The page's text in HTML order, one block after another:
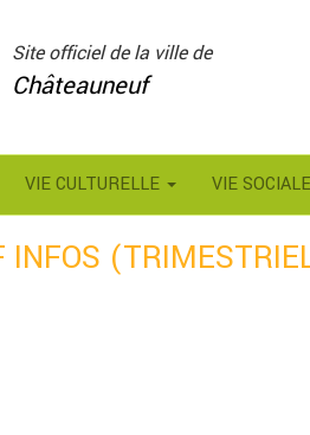
Site officiel de la ville de
Châteauneuf
VIE CULTURELLE VIE SOCIALE
INFOS